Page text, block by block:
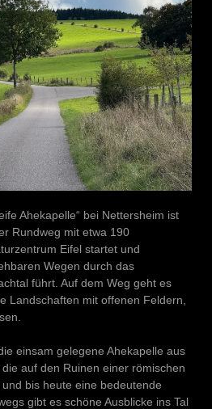
Ahekapelle“ bei Nettersheim ist
Rundweg mit etwa 190
Eifel startet und
Wegen durch das
führt. Auf dem Weg geht es
Landschaften mit offenen Feldern,
einsam gelegene Ahekapelle aus
auf den Ruinen einer römischen
bis heute eine bedeutende
gibt es schöne Ausblicke ins Tal